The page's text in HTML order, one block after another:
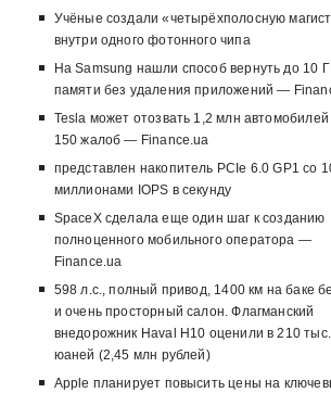
Учёные создали «четырёхполосную
внутри одного фотонного чипа
На Samsung нашли способ вернуть до 10
памяти без удаления приложений —
Tesla может отозвать 1,2 млн автомобилей
150 жалоб — Finance.ua
представлен накопитель PCIe 6.0 GP1 со
миллионами IOPS в секунду
SpaceX сделала еще один шаг к созданию
полноценного мобильного оператора —
Finance.ua
598 л.с., полный привод, 1400 км на баке
и очень просторный салон. Флагманский
внедорожник Haval H10 оценили в 210 тыс.
юаней (2,45 млн рублей)
Apple планирует повысить цены на